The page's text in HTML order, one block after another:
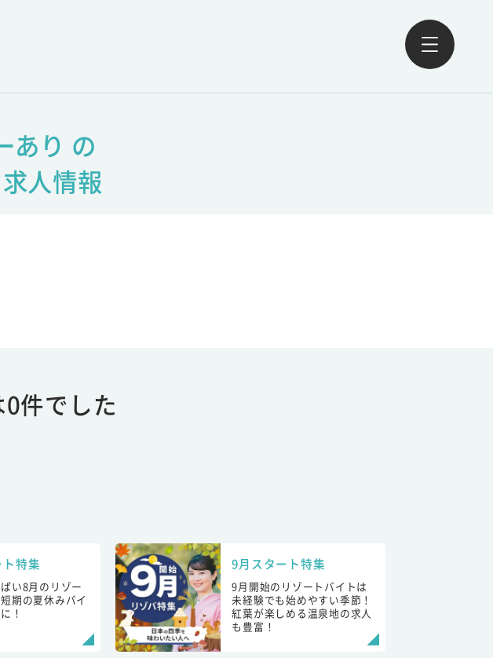
あり の
人情報
件でした
特集
い8月のリゾー
期の夏休みバイ
！
9月スタート特集
9月開始のリゾートバイトは
未経験でも始めやすい季節！
紅葉が楽しめる温泉地の求人
も豊富！